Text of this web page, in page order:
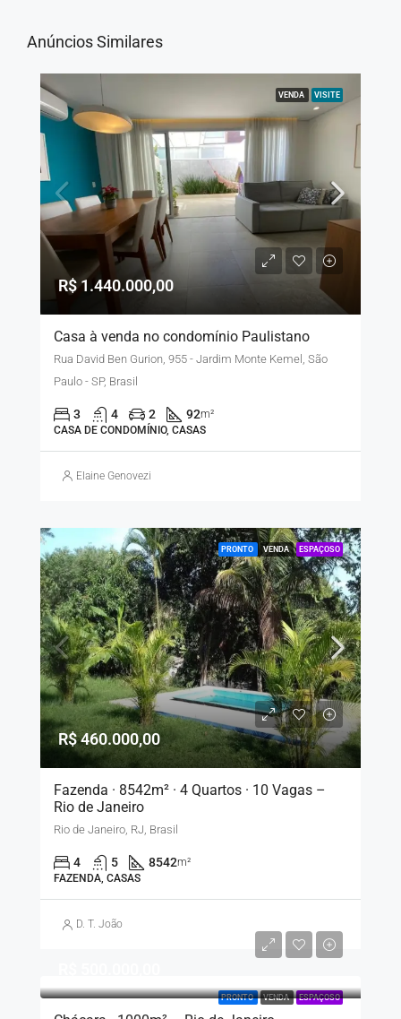
Anúncios Similares
VENDA VISITE
R$ 1.440.000,00
Casa à venda no condomínio Paulistano
Rua David Ben Gurion, 955 - Jardim Monte Kemel, São
Paulo - SP, Brasil
3 4 2 92m²
CASA DE CONDOMÍNIO, CASAS
Elaine Genovezi
PRONTO VENDA ESPAÇOSO
R$ 460.000,00
Fazenda · 8542m² · 4 Quartos · 10 Vagas –
Rio de Janeiro
Rio de Janeiro, RJ, Brasil
4 5 8542m²
FAZENDA, CASAS
D. T. João
PRONTO VENDA ESPAÇOSO